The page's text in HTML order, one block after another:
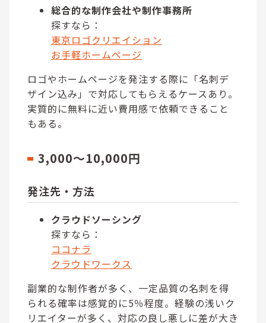
総合的な制作会社や制作事務所
探すなら：
東京ロゴクリエイション
お手軽ホームページ
ロゴやホームページを発注する際に「名刺デ
ザイン込み」で対応してもらえるケースあり。
実質的に無料に近い費用感で依頼できること
もある。
3,000～10,000円
発注先・方法
クラウドソーシング
探すなら：
ココナラ
クラウドワークス
副業的な制作者が多く、一定品質の名刺を得
られる確率は感覚的に5％程度。経験の浅いク
リエイターが多く、対応の良し悪しに差が大き